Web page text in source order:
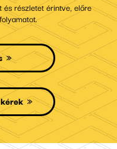
részletet érintve, előre